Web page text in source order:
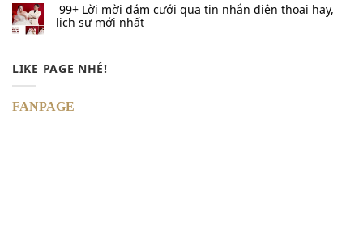
99+ Lời mời đám cưới qua tin nhắn​ điện thoại hay,
lịch sự mới nhất
LIKE PAGE NHÉ!
FANPAGE